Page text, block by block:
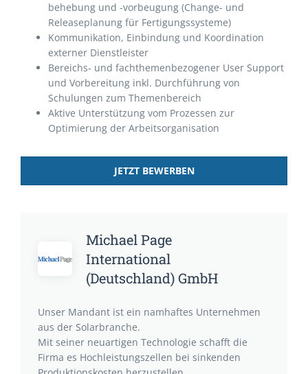
behebung und -vorbeugung (Change- und
Releaseplanung für Fertigungssysteme)
Kommunikation, Einbindung und Koordination
externer Dienstleister
Bereichs- und fachthemenbezogener User Support
und Vorbereitung inkl. Durchführung von
Schulungen zum Themenbereich
Aktive Unterstützung vom Prozessen zur
Optimierung der Arbeitsorganisation
JETZT BEWERBEN
Michael Page
International
(Deutschland) GmbH
Unser Mandant ist ein namhaftes Unternehmen
aus der Solarbranche.
Mit seiner neuartigen Technologie schafft die
Firma es Hochleistungszellen bei sinkenden